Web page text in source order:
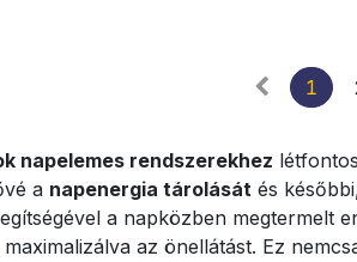
1
napelemes rendszerekhez
a napenergia tárolását és
a napközben megtermelt
az önellátást. Ez